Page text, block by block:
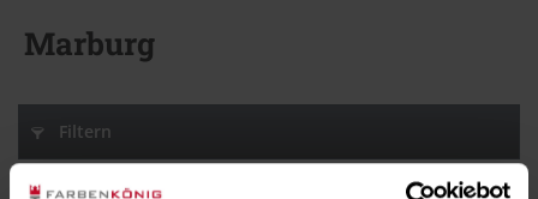
Marburg
Filtern